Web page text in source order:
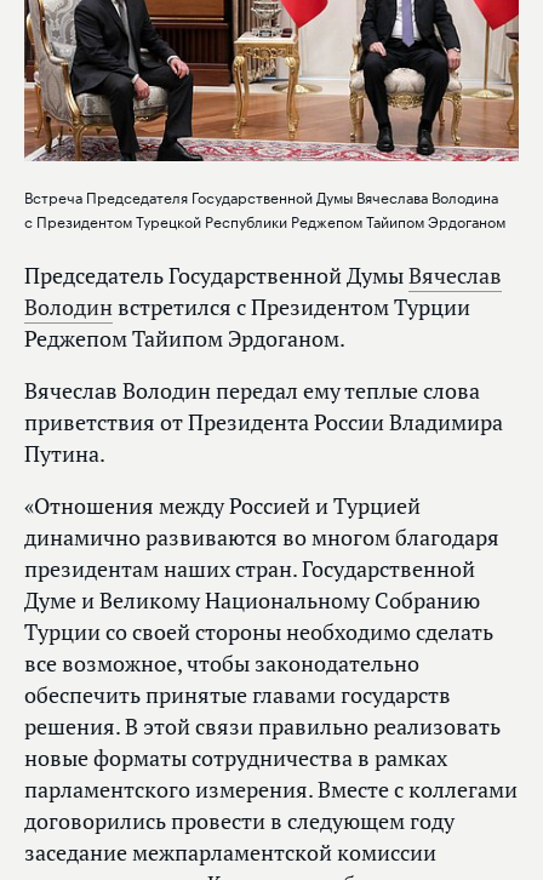
Встреча Председателя Государственной Думы Вячеслава Володина
с Президентом Турецкой Республики Реджепом Тайипом Эрдоганом
Председатель Государственной ДумыВячеслав
Володинвстретился с Президентом Турции
Реджепом Тайипом Эрдоганом.
Вячеслав Володин передал ему теплые слова
приветствия от Президента России Владимира
Путина.
«Отношения между Россией и Турцией
динамично развиваются во многом благодаря
президентам наших стран. Государственной
Думе и Великому Национальному Собранию
Турции со своей стороны необходимо сделать
все возможное, чтобы законодательно
обеспечить принятые главами государств
решения. В этой связи правильно реализовать
новые форматы сотрудничества в рамках
парламентского измерения. Вместе с коллегами
договорились провести в следующем году
заседание межпарламентской комиссии